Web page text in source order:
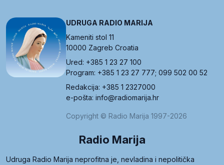
UDRUGA RADIO MARIJA
Kameniti stol 11
10000 Zagreb Croatia
Ured: +385 1 23 27 100
Program: +385 1 23 27 777; 099 502 00 52
Redakcija: +385 1 2327000
e-pošta: info@radiomarija.hr
Copyright © Radio Marija 1997-2026
Radio Marija
Udruga Radio Marija neprofitna je, nevladina i nepolitička